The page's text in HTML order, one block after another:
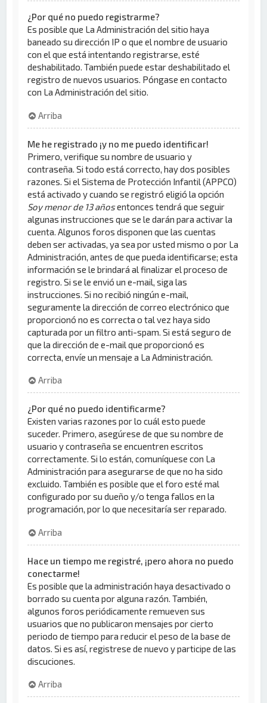
¿Por qué no puedo registrarme?
Es posible que La Administración del sitio haya
baneado su dirección IP o que el nombre de usuario
con el que está intentando registrarse, esté
deshabilitado. También puede estar deshabilitado el
registro de nuevos usuarios. Póngase en contacto
con La Administración del sitio.
Arriba
Me he registrado ¡y no me puedo identificar!
Primero, verifique su nombre de usuario y
contraseña. Si todo está correcto, hay dos posibles
razones. Si el Sistema de Protección Infantil (APPCO)
está activado y cuando se registró eligió la opción
Soy menor de 13 añosentonces tendrá que seguir
algunas instrucciones que se le darán para activar la
cuenta. Algunos foros disponen que las cuentas
deben ser activadas, ya sea por usted mismo o por La
Administración, antes de que pueda identificarse; esta
información se le brindará al finalizar el proceso de
registro. Si se le envió un e-mail, siga las
instrucciones. Si no recibió ningún e-mail,
seguramente la dirección de correo electrónico que
proporcionó no es correcta o tal vez haya sido
capturada por un filtro anti-spam. Si está seguro de
que la dirección de e-mail que proporcionó es
correcta, envíe un mensaje a La Administración.
Arriba
¿Por qué no puedo identificarme?
Existen varias razones por lo cuál esto puede
suceder. Primero, asegúrese de que su nombre de
usuario y contraseña se encuentren escritos
correctamente. Si lo están, comuníquese con La
Administración para asegurarse de que no ha sido
excluido. También es posible que el foro esté mal
configurado por su dueño y/o tenga fallos en la
programación, por lo que necesitaría ser reparado.
Arriba
Hace un tiempo me registré, ¡pero ahora no puedo
conectarme!
Es posible que la administración haya desactivado o
borrado su cuenta por alguna razón. También,
algunos foros periódicamente remueven sus
usuarios que no publicaron mensajes por cierto
periodo de tiempo para reducir el peso de la base de
datos. Si es así, registrese de nuevo y participe de las
discuciones.
Arriba